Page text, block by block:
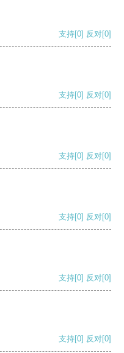
支持[0] 反对[0]
支持[0] 反对[0]
支持[0] 反对[0]
支持[0] 反对[0]
支持[0] 反对[0]
支持[0] 反对[0]